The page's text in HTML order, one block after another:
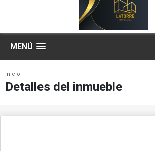
MENÚ
Inicio
Detalles del inmueble